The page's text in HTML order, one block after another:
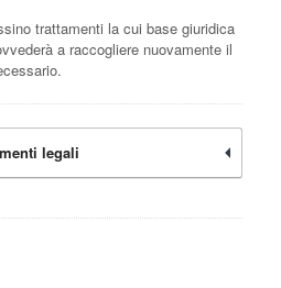
trattamenti la cui base giuridica
a raccogliere nuovamente il
legali